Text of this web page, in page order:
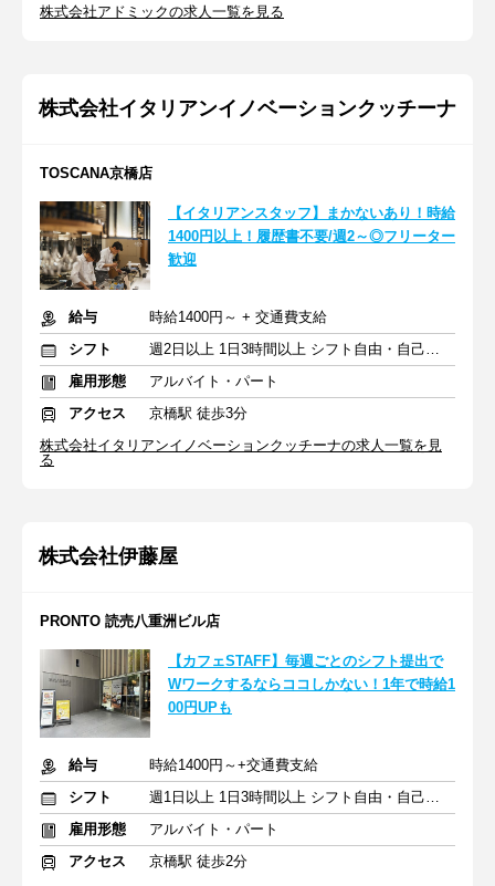
株式会社アドミックの求人一覧を見る
株式会社イタリアンイノベーションクッチーナ
TOSCANA京橋店
【イタリアンスタッフ】まかないあり！時給
1400円以上！履歴書不要/週2～◎フリーター
歓迎
給与
時給1400円～ + 交通費支給
シフト
週2日以上 1日3時間以上 シフト自由・自己申告
雇用形態
アルバイト・パート
アクセス
京橋駅 徒歩3分
株式会社イタリアンイノベーションクッチーナの求人一覧を見
る
株式会社伊藤屋
PRONTO 読売八重洲ビル店
【カフェSTAFF】毎週ごとのシフト提出で
Wワークするならココしかない！1年で時給1
00円UPも
給与
時給1400円～+交通費支給
シフト
週1日以上 1日3時間以上 シフト自由・自己申告
雇用形態
アルバイト・パート
アクセス
京橋駅 徒歩2分